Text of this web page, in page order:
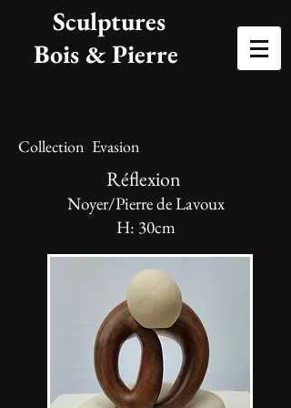
Sculptures
Bois & Pierre
Collection Evasion
Réflexion
Noyer/Pierre de Lavoux
H: 30cm